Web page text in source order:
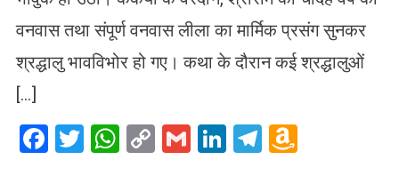
वनवास तथा संपूर्ण वनवास लीला का मार्मिक प्रसंग सुनकर
श्रद्धालु भावविभोर हो गए। कथा के दौरान कई श्रद्धालुओं
[…]
Facebook
Twitter
WhatsApp
CopyGmailLinkedIn
Telegram